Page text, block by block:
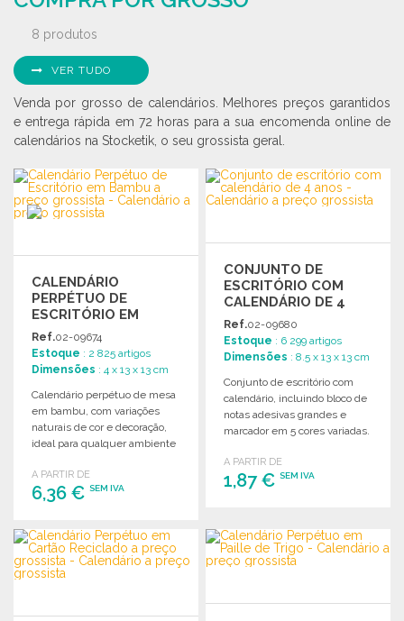
8 produtos
VER TUDO
Venda por grosso de calendários. Melhores preços garantidos
e entrega rápida em 72 horas para a sua encomenda online de
calendários na Stocketik, o seu grossista geral.
CALENDÁRIO
PERPÉTUO DE
ESCRITÓRIO EM
BAMBU A PREÇO
GROSSISTA
Ref.02-09674
Estoque : 2 825 artigos
Dimensões : 4 x 13 x 13 cm
Calendário perpétuo de mesa
em bambu, com variações
naturais de cor e decoração,
ideal para qualquer ambiente
A PARTIR DE
6,36 € SEM IVA
ENCOMENDAR
Solicitar um orçamento
CONJUNTO DE
ESCRITÓRIO COM
CALENDÁRIO DE 4
ANOS A PREÇO
GROSSISTA
Ref.02-09680
Estoque : 6 299 artigos
Dimensões : 8.5 x 13 x 13 cm
Conjunto de escritório com
calendário, incluindo bloco de
notas adesivas grandes e
marcador em 5 cores variadas.
A PARTIR DE
1,87 €SEM IVA
Solicitar um orçamento